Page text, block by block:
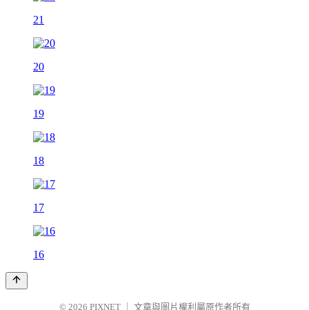
21
20
19
18
17
16
© 2026 PIXNET 文章與圖片權利屬原作者所有